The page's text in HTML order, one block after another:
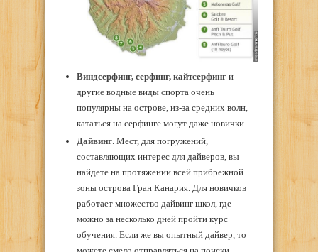
Виндсерфинг, серфинг, кайтсерфинги
другие водные виды спорта очень
популярны на острове, из-за средних волн,
кататься на серфинге могут даже новички.
Дайвинг. Мест, для погружений,
составляющих интерес для дайверов, вы
найдете на протяжении всей прибрежной
зоны острова Гран Канария. Для новичков
работает множество дайвинг школ, где
можно за несколько дней пройти курс
обучения. Если же вы опытный дайвер, то